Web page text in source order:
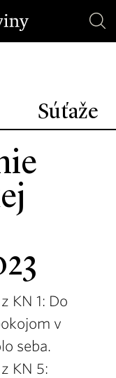
Súťaže
KN 1: Do
v
seba.
KN 5: